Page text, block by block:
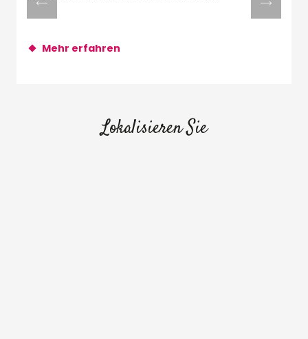
Mehr erfahren
Lokalisieren Sie